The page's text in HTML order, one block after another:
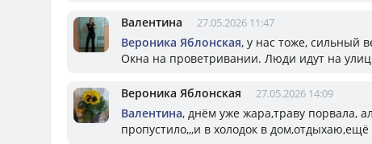
Валентина 27.05.2026 11:47
Вероника Яблонская, у нас тоже, сильный
Окна на проветривании. Люди идут на
Вероника Яблонская 27.05.2026 14:09
Валентина, днём уже жара,траву порвала,
пропустило,,,и в холодок в